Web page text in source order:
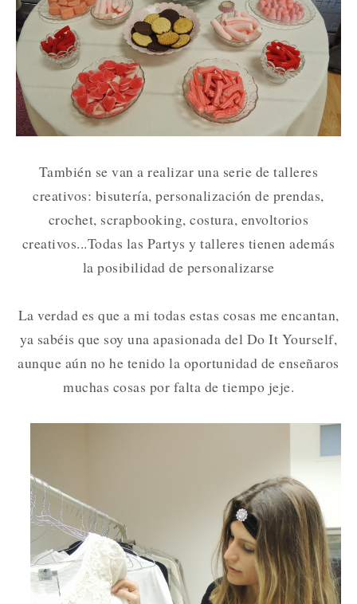
También se van a realizar una serie de talleres
creativos: bisutería, personalización de prendas,
crochet, scrapbooking, costura, envoltorios
creativos...Todas las Partys y talleres tienen además
la posibilidad de personalizarse
La verdad es que a mi todas estas cosas me encantan,
ya sabéis que soy una apasionada del Do It Yourself,
aunque aún no he tenido la oportunidad de enseñaros
muchas cosas por falta de tiempo jeje.